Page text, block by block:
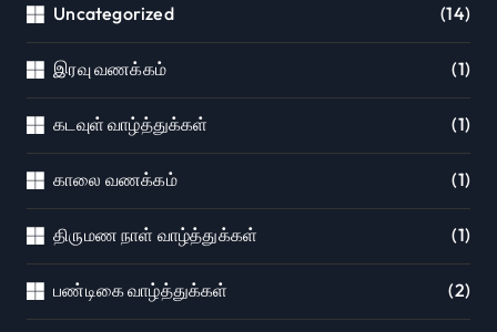
Uncategorized (14)
இரவு வணக்கம் (1)
கடவுள் வாழ்த்துக்கள் (1)
காலை வணக்கம் (1)
திருமண நாள் வாழ்த்துக்கள் (1)
பண்டிகை வாழ்த்துக்கள் (2)